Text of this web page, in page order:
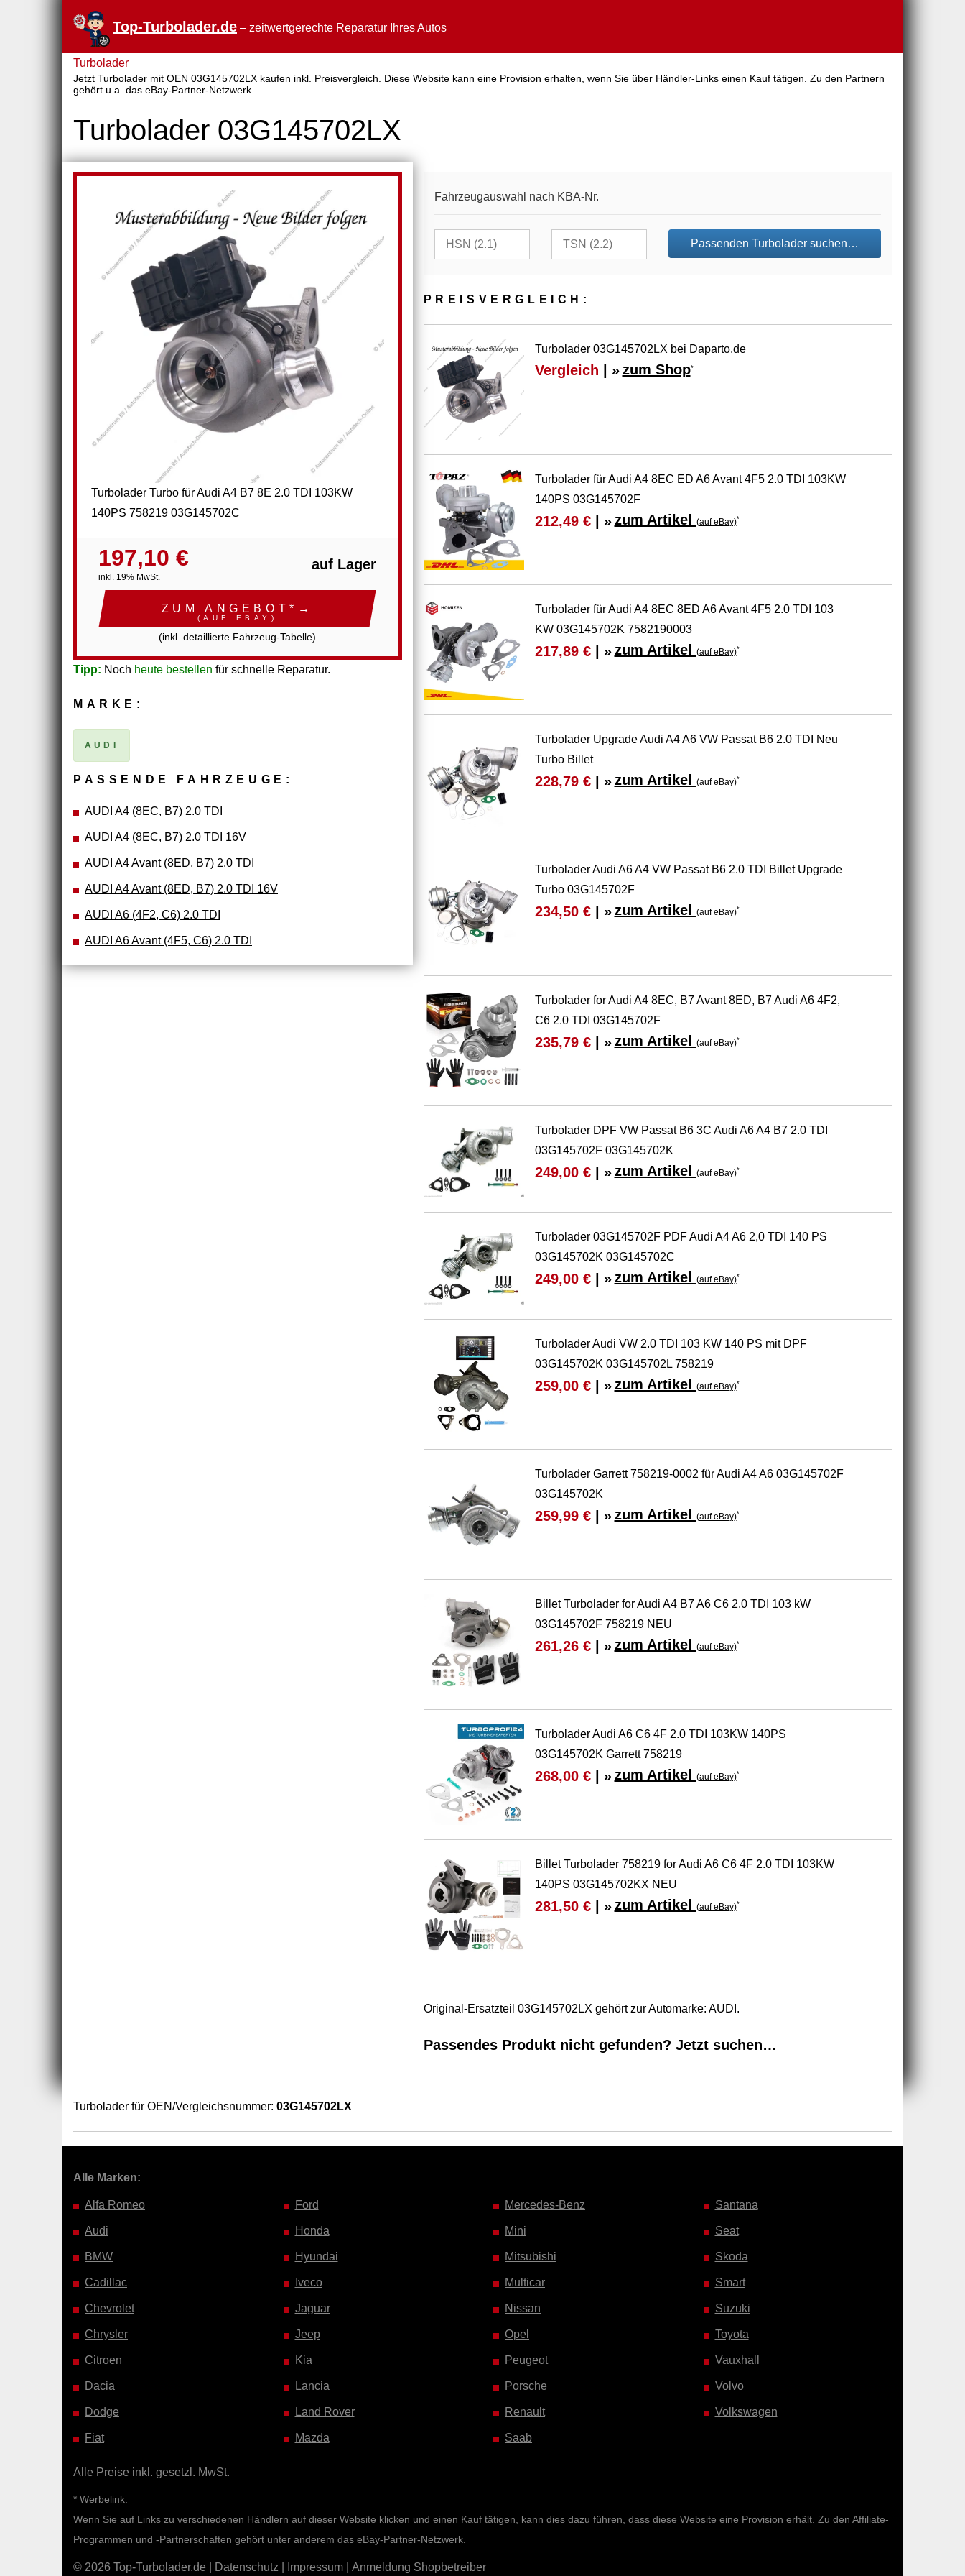
Top-Turbolader.de – zeitwertgerechte Reparatur Ihres Autos
Turbolader
Jetzt Turbolader mit OEN 03G145702LX kaufen inkl. Preisvergleich. Diese Website kann eine Provision erhalten, wenn Sie über Händler-Links einen Kauf tätigen. Zu den Partnern
gehört u.a. das eBay-Partner-Netzwerk.
Turbolader 03G145702LX
Turbolader Turbo für Audi A4 B7 8E 2.0 TDI 103KW
140PS 758219 03G145702C
197,10 €
inkl. 19% MwSt.
auf Lager
ZUM ANGEBOT*→
(AUF EBAY)
(inkl. detaillierte Fahrzeug-Tabelle)
Tipp: Noch heute bestellen für schnelle Reparatur.
MARKE:
AUDI
PASSENDE FAHRZEUGE:
AUDI A4 (8EC, B7) 2.0 TDI
AUDI A4 (8EC, B7) 2.0 TDI 16V
AUDI A4 Avant (8ED, B7) 2.0 TDI
AUDI A4 Avant (8ED, B7) 2.0 TDI 16V
AUDI A6 (4F2, C6) 2.0 TDI
AUDI A6 Avant (4F5, C6) 2.0 TDI
Fahrzeugauswahl nach KBA-Nr.
Passenden Turbolader suchen…
PREIS­VER­GLEICH:
Turbolader 03G145702LX bei Daparto.de
Vergleich | » zum Shop*
Turbolader für Audi A4 8EC ED A6 Avant 4F5 2.0 TDI 103KW
140PS 03G145702F
212,49 €| » zum Artikel (auf eBay)*
Turbolader für Audi A4 8EC 8ED A6 Avant 4F5 2.0 TDI 103
KW 03G145702K 7582190003
217,89 €| » zum Artikel (auf eBay)*
Turbolader Upgrade Audi A4 A6 VW Passat B6 2.0 TDI Neu
Turbo Billet
228,79 €| » zum Artikel (auf eBay)*
Turbolader Audi A6 A4 VW Passat B6 2.0 TDI Billet Upgrade
Turbo 03G145702F
234,50 €| » zum Artikel (auf eBay)*
Turbolader for Audi A4 8EC, B7 Avant 8ED, B7 Audi A6 4F2,
C6 2.0 TDI 03G145702F
235,79 €| » zum Artikel (auf eBay)*
Turbolader DPF VW Passat B6 3C Audi A6 A4 B7 2.0 TDI
03G145702F 03G145702K
249,00 €| » zum Artikel (auf eBay)*
Turbolader 03G145702F PDF Audi A4 A6 2,0 TDI 140 PS
03G145702K 03G145702C
249,00 €| » zum Artikel (auf eBay)*
Turbolader Audi VW 2.0 TDI 103 KW 140 PS mit DPF
03G145702K 03G145702L 758219
259,00 €| » zum Artikel (auf eBay)*
Turbolader Garrett 758219-0002 für Audi A4 A6 03G145702F
03G145702K
259,99 €| » zum Artikel (auf eBay)*
Billet Turbolader for Audi A4 B7 A6 C6 2.0 TDI 103 kW
03G145702F 758219 NEU
261,26 €| » zum Artikel (auf eBay)*
Turbolader Audi A6 C6 4F 2.0 TDI 103KW 140PS
03G145702K Garrett 758219
268,00 €| » zum Artikel (auf eBay)*
Billet Turbolader 758219 for Audi A6 C6 4F 2.0 TDI 103KW
140PS 03G145702KX NEU
281,50 €| » zum Artikel (auf eBay)*
Original-Ersatzteil 03G145702LX gehört zur Automarke: AUDI.
Passendes Produkt nicht gefunden? Jetzt suchen…
Turbolader für OEN/Vergleichsnummer: 03G145702LX
Alle Marken:
Alfa Romeo
Audi
BMW
Cadillac
Chevrolet
Chrysler
Citroen
Dacia
Dodge
Fiat
Ford
Honda
Hyundai
Iveco
Jaguar
Jeep
Kia
Lancia
Land Rover
Mazda
Mercedes-Benz
Mini
Mitsubishi
Multicar
Nissan
Opel
Peugeot
Porsche
Renault
Saab
Santana
Seat
Skoda
Smart
Suzuki
Toyota
Vauxhall
Volvo
Volkswagen
Alle Preise inkl. gesetzl. MwSt.
* Werbelink:
Wenn Sie auf Links zu verschiedenen Händlern auf dieser Website klicken und einen Kauf tätigen, kann dies dazu führen, dass diese Website eine Provision erhält. Zu den Affiliate-
Programmen und -Partnerschaften gehört unter anderem das eBay-Partner-Netzwerk.
© 2026 Top-Turbolader.de | Datenschutz Impressum Anmeldung Shopbetreiber